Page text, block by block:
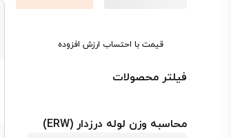
قیمت با احتساب ارزش افزوده
فیلتر محصولات
محاسبه وزن لوله درزدار (ERW)